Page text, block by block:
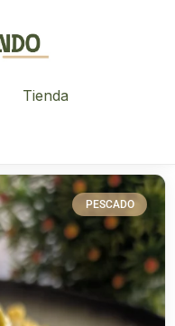
Tienda
PESCADO